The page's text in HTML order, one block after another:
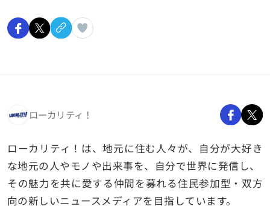
ローカリティ！
ローカリティ！は、地元に住む人々が、自分が大好き
な地元の人やモノや出来事を、自分で世界に発信し、
その魅力を共に愛する仲間を募れる住民参加型・双方
向の新しいニュースメディアを目指しています。